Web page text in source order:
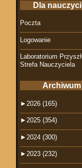
Dla
Poczta
Logowanie
Laboratorium
Strefa Nauczyciela
Archiwum
► 2026 (165)
► 2025 (354)
► 2024 (300)
► 2023 (232)